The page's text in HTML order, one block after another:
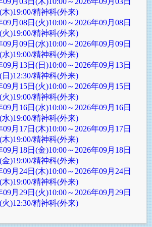
(木)19:00/精神科(外来)
09月08日(火)10:00～2026年09月08日
(火)19:00/精神科(外来)
09月09日(水)10:00～2026年09月09日
(水)19:00/精神科(外来)
09月13日(日)10:00～2026年09月13日
(日)12:30/精神科(外来)
09月15日(火)10:00～2026年09月15日
(火)19:00/精神科(外来)
09月16日(水)10:00～2026年09月16日
(水)19:00/精神科(外来)
09月17日(木)10:00～2026年09月17日
(木)19:00/精神科(外来)
09月18日(金)10:00～2026年09月18日
(金)19:00/精神科(外来)
09月24日(木)10:00～2026年09月24日
(木)19:00/精神科(外来)
09月29日(火)10:00～2026年09月29日
(火)12:30/精神科(外来)